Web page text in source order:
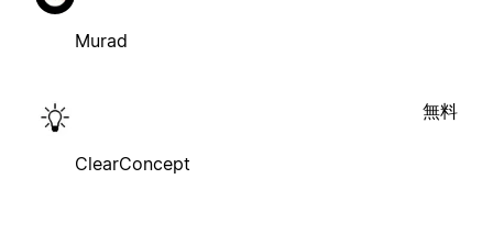
Murad
ClearConcept
無料